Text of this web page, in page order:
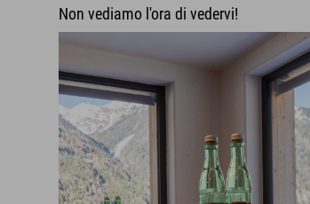
Non vediamo l'ora di vedervi!